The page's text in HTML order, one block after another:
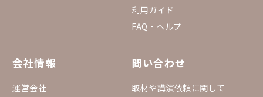
利用ガイド
FAQ・ヘルプ
会社情報
運営会社
問い合わせ
取材や講演依頼に関して